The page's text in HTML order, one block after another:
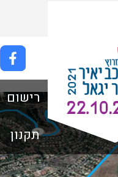
רישום
תקנון